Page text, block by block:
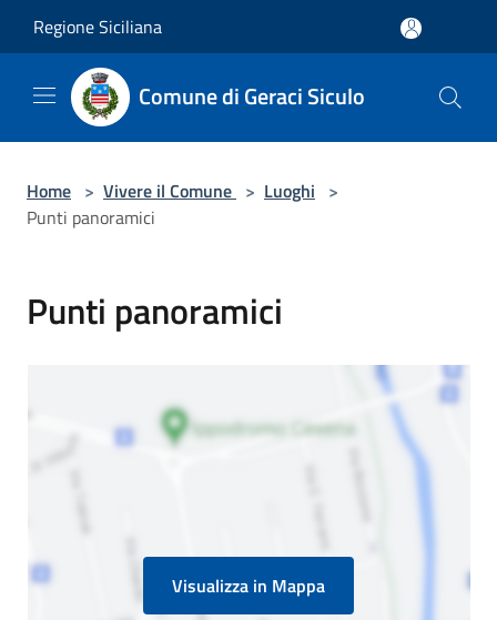
Regione Siciliana
Comune di Geraci Siculo
Home > Vivere il Comune > Luoghi >
Punti panoramici
Punti panoramici
Visualizza in Mappa